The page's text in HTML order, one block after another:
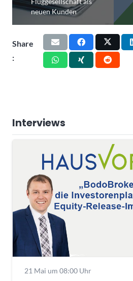
neuen Kunden
Share
:
Interviews
21 Mai um 08:00 Uhr